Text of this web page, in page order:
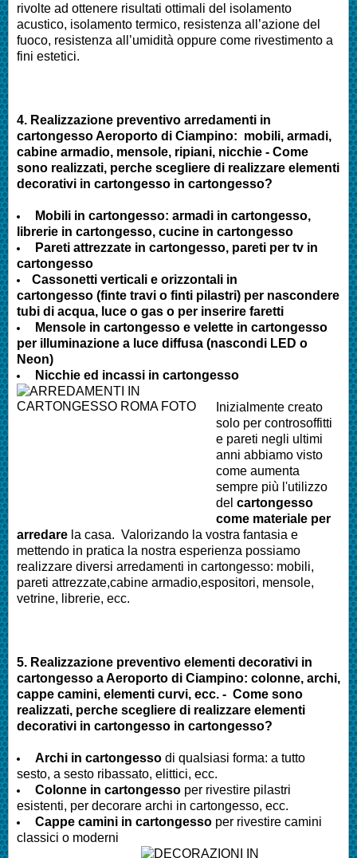
rivolte ad ottenere risultati ottimali del isolamento
acustico, isolamento termico, resistenza all’azione del
fuoco, resistenza all’umidità oppure come rivestimento a
fini estetici.
4. Realizzazione preventivo arredamenti in
cartongesso Aeroporto di Ciampino: mobili, armadi,
cabine armadio, mensole, ripiani, nicchie - Come
sono realizzati, perche scegliere di realizzare elementi
decorativi in cartongesso in cartongesso?
Mobili in cartongesso: armadi in cartongesso,
librerie in cartongesso, cucine in cartongesso
Pareti attrezzate in cartongesso, pareti per tv in
cartongesso
Cassonetti verticali e orizzontali in
cartongesso (finte travi o finti pilastri) per nascondere
tubi di acqua, luce o gas o per inserire faretti
Mensole in cartongesso e velette in cartongesso
per illuminazione a luce diffusa (nascondi LED o
Neon)
Nicchie ed incassi in cartongesso
Inizialmente creato
solo per controsoffitti
e pareti negli ultimi
anni abbiamo visto
come aumenta
sempre più l'utilizzo
del cartongesso
come materiale per
arredare la casa. Valorizando la vostra fantasia e
mettendo in pratica la nostra esperienza possiamo
realizzare diversi arredamenti in cartongesso: mobili,
pareti attrezzate,cabine armadio,espositori, mensole,
vetrine, librerie, ecc.
5. Realizzazione preventivo elementi decorativi in
cartongesso a Aeroporto di Ciampino: colonne, archi,
cappe camini, elementi curvi, ecc. - Come sono
realizzati, perche scegliere di realizzare elementi
decorativi in cartongesso in cartongesso?
Archi in cartongesso di qualsiasi forma: a tutto
sesto, a sesto ribassato, elittici, ecc.
Colonne in cartongesso per rivestire pilastri
esistenti, per decorare archi in cartongesso, ecc.
Cappe camini in cartongesso per rivestire camini
classici o moderni